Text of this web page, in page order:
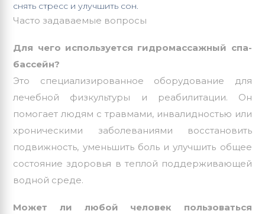
снять стресс и улучшить сон.
Часто задаваемые вопросы
Для чего используется гидромассажный спа-
бассейн?
Это специализированное оборудование для
лечебной физкультуры и реабилитации. Он
помогает людям с травмами, инвалидностью или
хроническими заболеваниями восстановить
подвижность, уменьшить боль и улучшить общее
состояние здоровья в теплой поддерживающей
водной среде.
Может ли любой человек пользоваться